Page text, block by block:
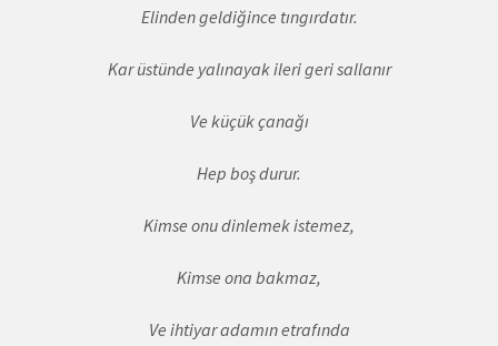
Elinden geldiğince tıngırdatır.
Kar üstünde yalınayakileri geri sallanır
Ve küçük çanağı
Hep boş durur.
Kimse onu dinlemek istemez,
Kimse ona bakmaz,
Ve ihtiyar adamın etrafında